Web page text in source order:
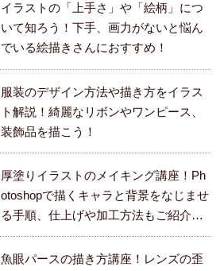
イラストの「上手さ」や「絵柄」につ
いて知ろう！下手、画力がないと悩ん
でいる絵描きさんにおすすめ！
服装のデザイン方法や描き方をイラス
ト解説！綺麗なリボンやワンピース、
装飾品を描こう！
厚塗りイラストのメイキング講座！Ph
otoshopで描くキャラと背景をなじませ
る手順、仕上げや加工方法もご紹介し
ます。
魚眼パースの描き方講座！レンズの歪